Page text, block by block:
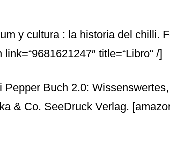
y cultura : la historia del chilli.
link=“9681621247″ title=“Libro“ /]
Buch 2.0:
& Co. SeeDruck Verlag.